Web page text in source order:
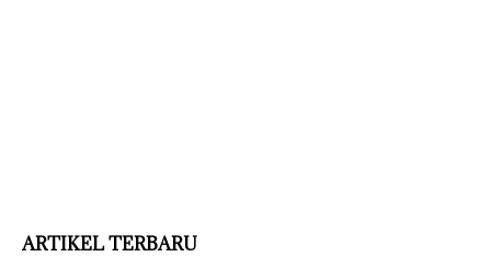
ARTIKEL TERBARU